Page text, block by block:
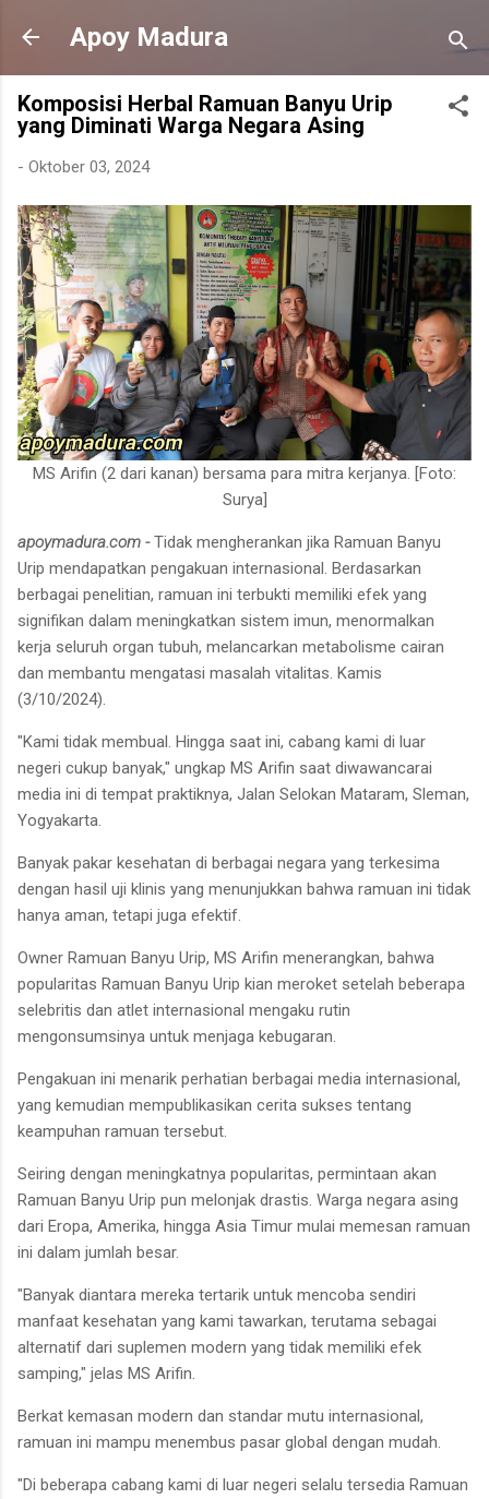
Langsung ke konten utama
Apoy Madura
Komposisi Herbal Ramuan Banyu Urip
yang Diminati Warga Negara Asing
- Oktober 03, 2024
MS Arifin (2 dari kanan) bersama para mitra kerjanya. [Foto:
Surya]
apoymadura.com -Tidak mengherankan jika Ramuan Banyu
Urip mendapatkan pengakuan internasional. Berdasarkan
berbagai penelitian, ramuan ini terbukti memiliki efek yang
signifikan dalam meningkatkan sistem imun, menormalkan
kerja seluruh organ tubuh, melancarkan metabolisme cairan
dan membantu mengatasi masalah vitalitas. Kamis
(3/10/2024).
"Kami tidak membual. Hingga saat ini, cabang kami di luar
negeri cukup banyak," ungkap MS Arifin saat diwawancarai
media ini di tempat praktiknya, Jalan Selokan Mataram, Sleman,
Yogyakarta.
Banyak pakar kesehatan di berbagai negara yang terkesima
dengan hasil uji klinis yang menunjukkan bahwa ramuan ini tidak
hanya aman, tetapi juga efektif.
Owner Ramuan Banyu Urip, MS Arifin menerangkan, bahwa
popularitas Ramuan Banyu Urip kian meroket setelah beberapa
selebritis dan atlet internasional mengaku rutin
mengonsumsinya untuk menjaga kebugaran.
Pengakuan ini menarik perhatian berbagai media internasional,
yang kemudian mempublikasikan cerita sukses tentang
keampuhan ramuan tersebut.
Seiring dengan meningkatnya popularitas, permintaan akan
Ramuan Banyu Urip pun melonjak drastis. Warga negara asing
dari Eropa, Amerika, hingga Asia Timur mulai memesan ramuan
ini dalam jumlah besar.
"Banyak diantara mereka tertarik untuk mencoba sendiri
manfaat kesehatan yang kami tawarkan, terutama sebagai
alternatif dari suplemen modern yang tidak memiliki efek
samping," jelas MS Arifin.
Berkat kemasan modern dan standar mutu internasional,
ramuan ini mampu menembus pasar global dengan mudah.
"Di beberapa cabang kami di luar negeri selalu tersedia Ramuan